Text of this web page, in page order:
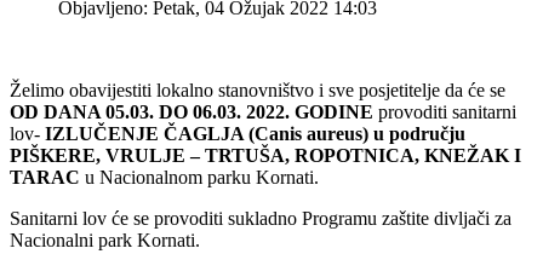
Objavljeno: Petak, 04 Ožujak 2022 14:03
Želimo obavijestiti lokalno stanovništvo i sve posjetitelje da će se
OD DANA 05.03. DO 06.03. 2022. GODINE provoditi sanitarni
lov- IZLUČENJE ČAGLJA (Canis aureus) u području
PIŠKERE, VRULJE – TRTUŠA, ROPOTNICA, KNEŽAK I
TARAC u Nacionalnom parku Kornati.
Sanitarni lov će se provoditi sukladno Programu zaštite divljači za
Nacionalni park Kornati.